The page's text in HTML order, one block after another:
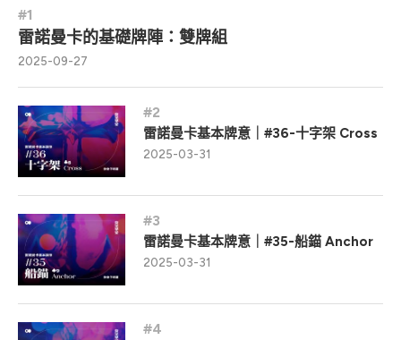
雷諾曼卡的基礎牌陣：雙牌組
2025-09-27
雷諾曼卡基本牌意｜#36-十字架 Cross
2025-03-31
雷諾曼卡基本牌意｜#35-船錨 Anchor
2025-03-31